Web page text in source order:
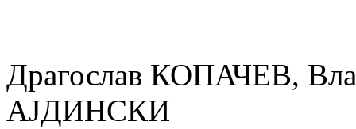
Драгослав КОПАЧЕВ,
АЈДИНСКИ